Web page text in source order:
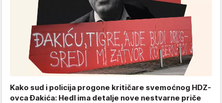
Kako sud i policija progone kritičare svemoćnog HDZ-
ovca Đakića: Hedl ima detalje nove nestvarne priče